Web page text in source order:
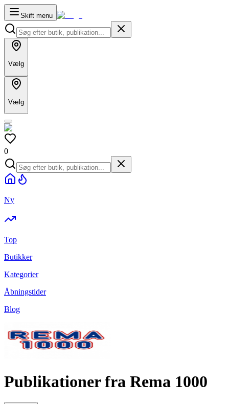
Skift menu
Vælg
Vælg
0
Ny
Top
Butikker
Kategorier
Åbningstider
Blog
Publikationer fra Rema 1000